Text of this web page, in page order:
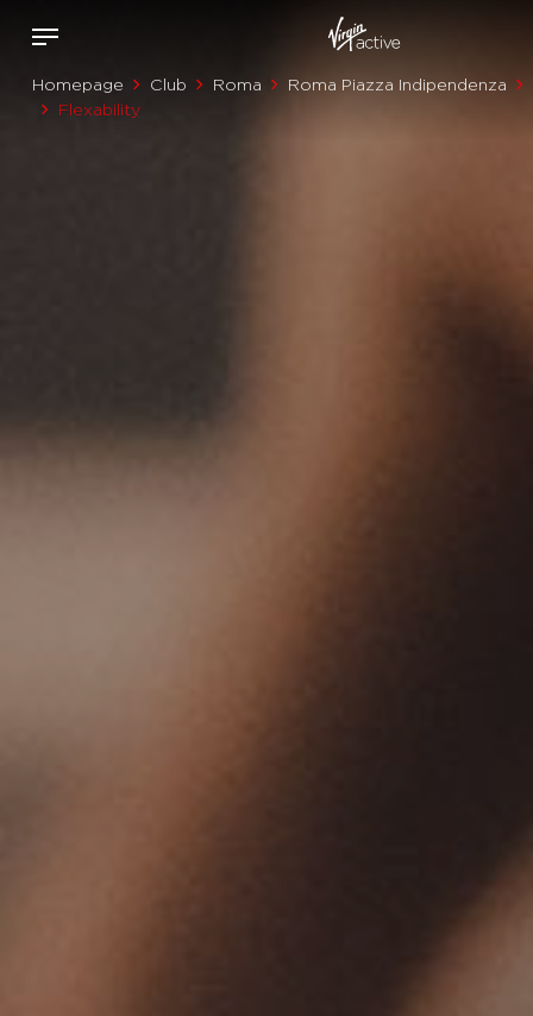
Homepage Club Roma
Roma Piazza Indipendenza
Flexability